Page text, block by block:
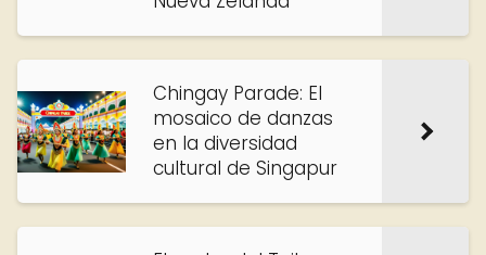
Chingay Parade: El
mosaico de danzas
en la diversidad
cultural de Singapur